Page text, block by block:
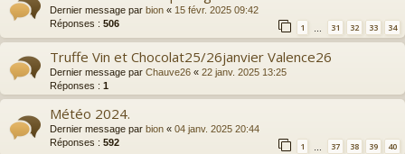
Dernier message par bion « 15 févr. 2025 09:42
Réponses : 506 1 … 31 32 33 34
Truffe Vin et Chocolat25/26janvier Valence26
Dernier message par Chauve26 « 22 janv. 2025 13:25
Réponses : 1
Météo 2024.
Dernier message par bion « 04 janv. 2025 20:44
Réponses : 592 1 … 37 38 39 40